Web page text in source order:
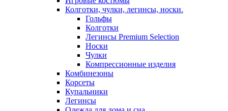
Колготки, чулки, легинсы, носки.
Гольфы
Колготки
Легинсы Premium Selection
Носки
Чулки
Компрессионные изделия
Комбинезоны
Корсеты
Купальники
Легинсы